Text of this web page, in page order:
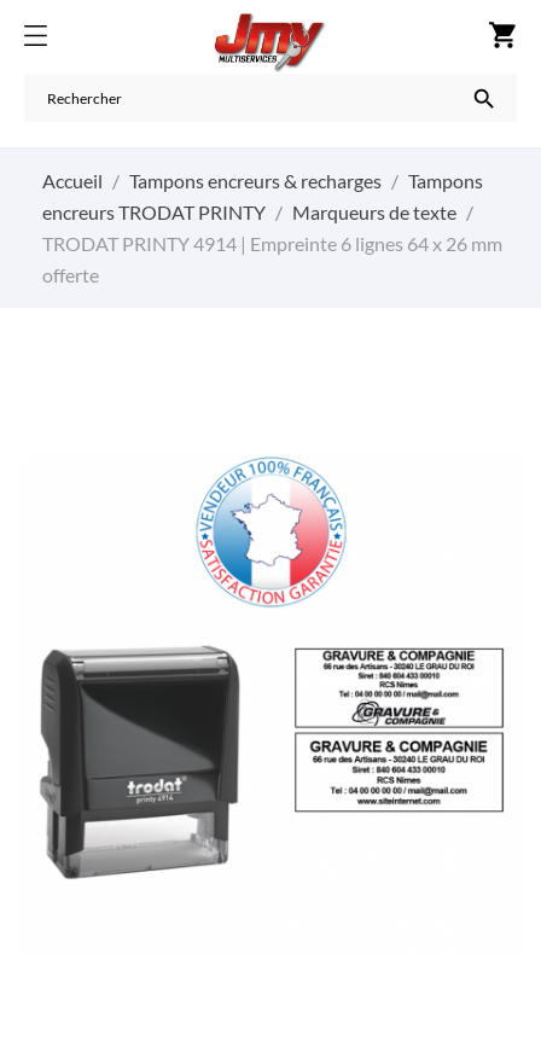
shopping_cart

Accueil Tampons encreurs & recharges
Tampons
encreurs TRODAT PRINTY
Marqueurs de texte
TRODAT PRINTY 4914 | Empreinte 6 lignes 64 x 26 mm
offerte